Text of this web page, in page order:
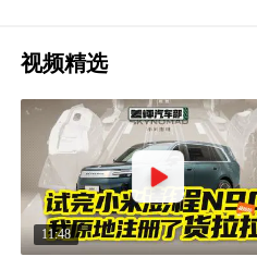
视频精选
11:48